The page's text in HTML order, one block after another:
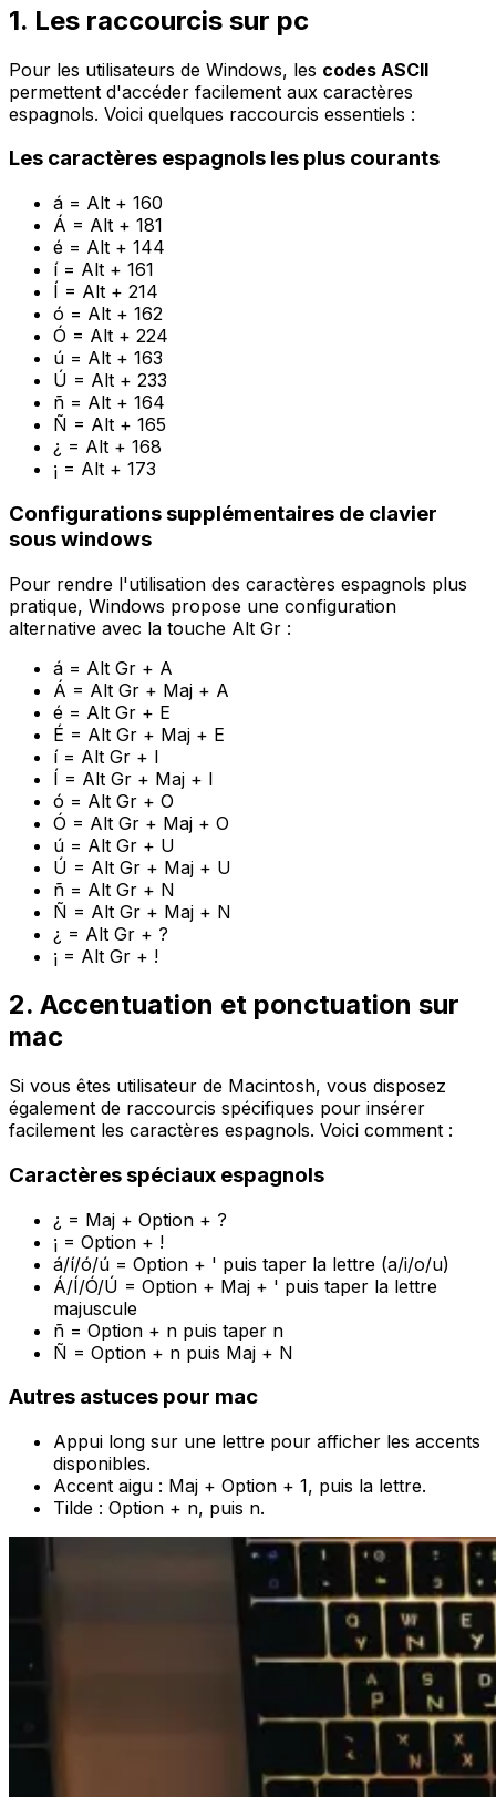
1. Les raccourcis sur pc
Pour les utilisateurs de Windows, les codes ASCII
permettent d'accéder facilement aux caractères
espagnols. Voici quelques raccourcis essentiels :
Les caractères espagnols les plus courants
á = Alt + 160
Á = Alt + 181
é = Alt + 144
í = Alt + 161
Í = Alt + 214
ó = Alt + 162
Ó = Alt + 224
ú = Alt + 163
Ú = Alt + 233
ñ = Alt + 164
Ñ = Alt + 165
¿ = Alt + 168
¡ = Alt + 173
Configurations supplémentaires de clavier
sous windows
Pour rendre l'utilisation des caractères espagnols plus
pratique, Windows propose une configuration
alternative avec la touche Alt Gr :
á = Alt Gr + A
Á = Alt Gr + Maj + A
é = Alt Gr + E
É = Alt Gr + Maj + E
í = Alt Gr + I
Í = Alt Gr + Maj + I
ó = Alt Gr + O
Ó = Alt Gr + Maj + O
ú = Alt Gr + U
Ú = Alt Gr + Maj + U
ñ = Alt Gr + N
Ñ = Alt Gr + Maj + N
¿ = Alt Gr + ?
¡ = Alt Gr + !
2. Accentuation et ponctuation sur
mac
Si vous êtes utilisateur de Macintosh, vous disposez
également de raccourcis spécifiques pour insérer
facilement les caractères espagnols. Voici comment :
Caractères spéciaux espagnols
¿ = Maj + Option + ?
¡ = Option + !
á/í/ó/ú = Option + ' puis taper la lettre (a/i/o/u)
Á/Í/Ó/Ú = Option + Maj + ' puis taper la lettre
majuscule
ñ = Option + n puis taper n
Ñ = Option + n puis Maj + N
Autres astuces pour mac
Appui long sur une lettre pour afficher les accents
disponibles.
Accent aigu : Maj + Option + 1, puis la lettre.
Tilde : Option + n, puis n.